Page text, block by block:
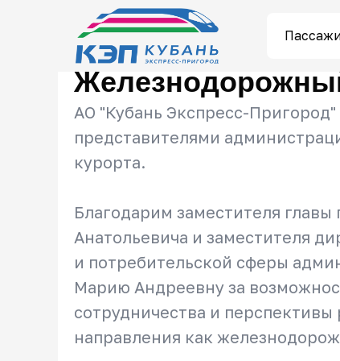
АО "Кубань Экспресс-
представителями
курорта.
Благодарим заместителя
Анатольевича и заместителя
и потребительской сферы
Марию Андреевну за
сотрудничества и перспективы
направления как